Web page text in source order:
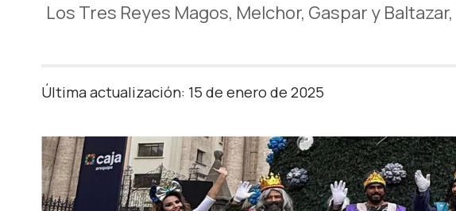
Los Tres Reyes Magos, Melchor, Gaspar y
Última actualización: 15 de enero de 2025